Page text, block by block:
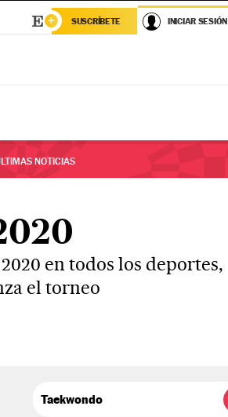
SUSCRÍBETE INICIAR SESIÓN
NOTICIAS
en todos los deportes,
el torneo